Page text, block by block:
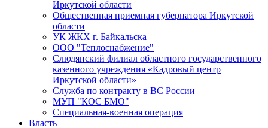
Иркутской области
Общественная приемная губернатора Иркутской
области
УК ЖКХ г. Байкальска
ООО "Теплоснабжение"
Слюдянский филиал областного государственного
казенного учреждения «Кадровый центр
Иркутской области»
Служба по контракту в ВС России
МУП "КОС БМО"
Специальная-военная операция
Власть